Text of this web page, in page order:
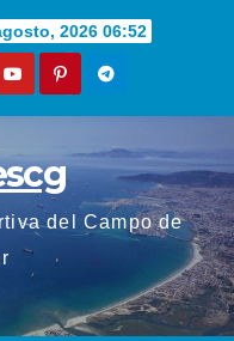
2026 06:52
del Campo de